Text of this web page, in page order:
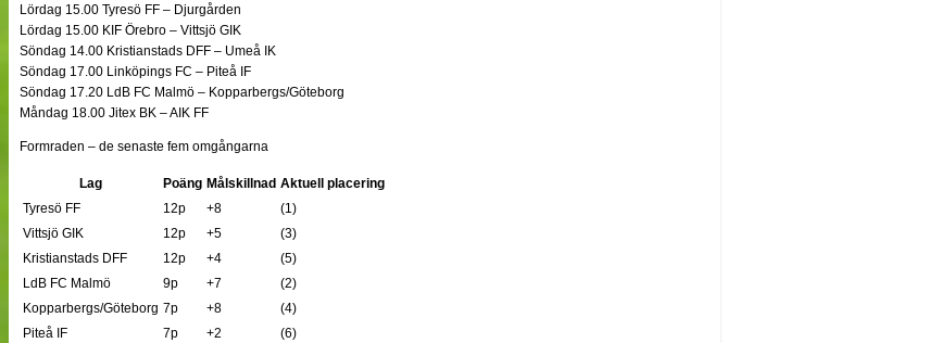
Lördag 15.00 Tyresö FF – Djurgården
Lördag 15.00 KIF Örebro – Vittsjö GIK
Söndag 14.00 Kristianstads DFF – Umeå IK
Söndag 17.00 Linköpings FC – Piteå IF
Söndag 17.20 LdB FC Malmö – Kopparbergs/Göteborg
Måndag 18.00 Jitex BK – AIK FF
Formraden – de senaste fem omgångarna
Lag Poäng Målskillnad Aktuell placering
Tyresö FF
12p +8
(1)
Vittsjö GIK
12p +5
(3)
Kristianstads DFF
12p +4
(5)
LdB FC Malmö
9p +7
(2)
Kopparbergs/Göteborg 7p +8
(4)
Piteå IF
7p +2
(6)